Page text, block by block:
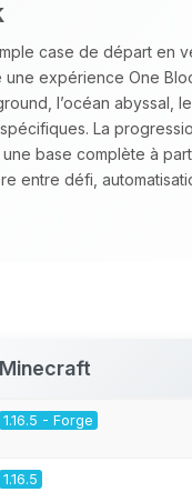
case de départ en
expérience One
l’océan abyssal,
La
base complète à
entre défi,
Minecraft
1.16.5 - Forge
1.16.5